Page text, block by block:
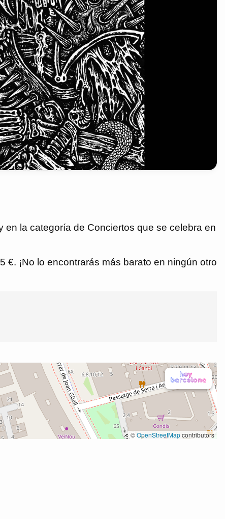
en la categoría de Conciertos que se celebra en
¡No lo encontrarás más barato en ningún otro